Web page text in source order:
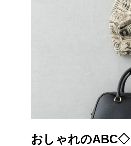
おしゃれのABC◇